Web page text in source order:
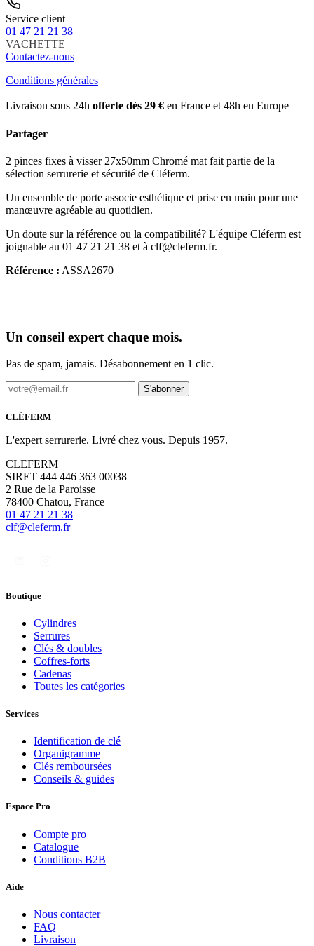
Service client
01 47 21 21 38
VACHETTE
Contactez-nous
Conditions générales
Livraison sous 24h offerte dès 29 € en France et 48h en Europe
Partager
2 pinces fixes à visser 27x50mm Chromé mat fait partie de la
sélection serrurerie et sécurité de Cléferm.
Un ensemble de porte associe esthétique et prise en main pour une
manœuvre agréable au quotidien.
Un doute sur la référence ou la compatibilité? L'équipe Cléferm est
joignable au 01 47 21 21 38 et à clf@cleferm.fr.
Référence : ASSA2670
Un conseil expert chaque mois.
Pas de spam, jamais. Désabonnement en 1 clic.
S'abonner
CLÉFERM
L'expert serrurerie. Livré chez vous. Depuis 1957.
CLEFERM
SIRET 444 446 363 00038
2 Rue de la Paroisse
78400 Chatou, France
01 47 21 21 38
clf@cleferm.fr
Boutique
Cylindres
Serrures
Clés & doubles
Coffres-forts
Cadenas
Toutes les catégories
Services
Identification de clé
Organigramme
Clés remboursées
Conseils & guides
Espace Pro
Compte pro
Catalogue
Conditions B2B
Aide
Nous contacter
FAQ
Livraison